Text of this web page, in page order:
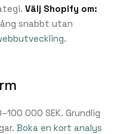
Välj Shopify om:
snabbt utan
.
000 SEK. Grundlig
Boka en kort analys